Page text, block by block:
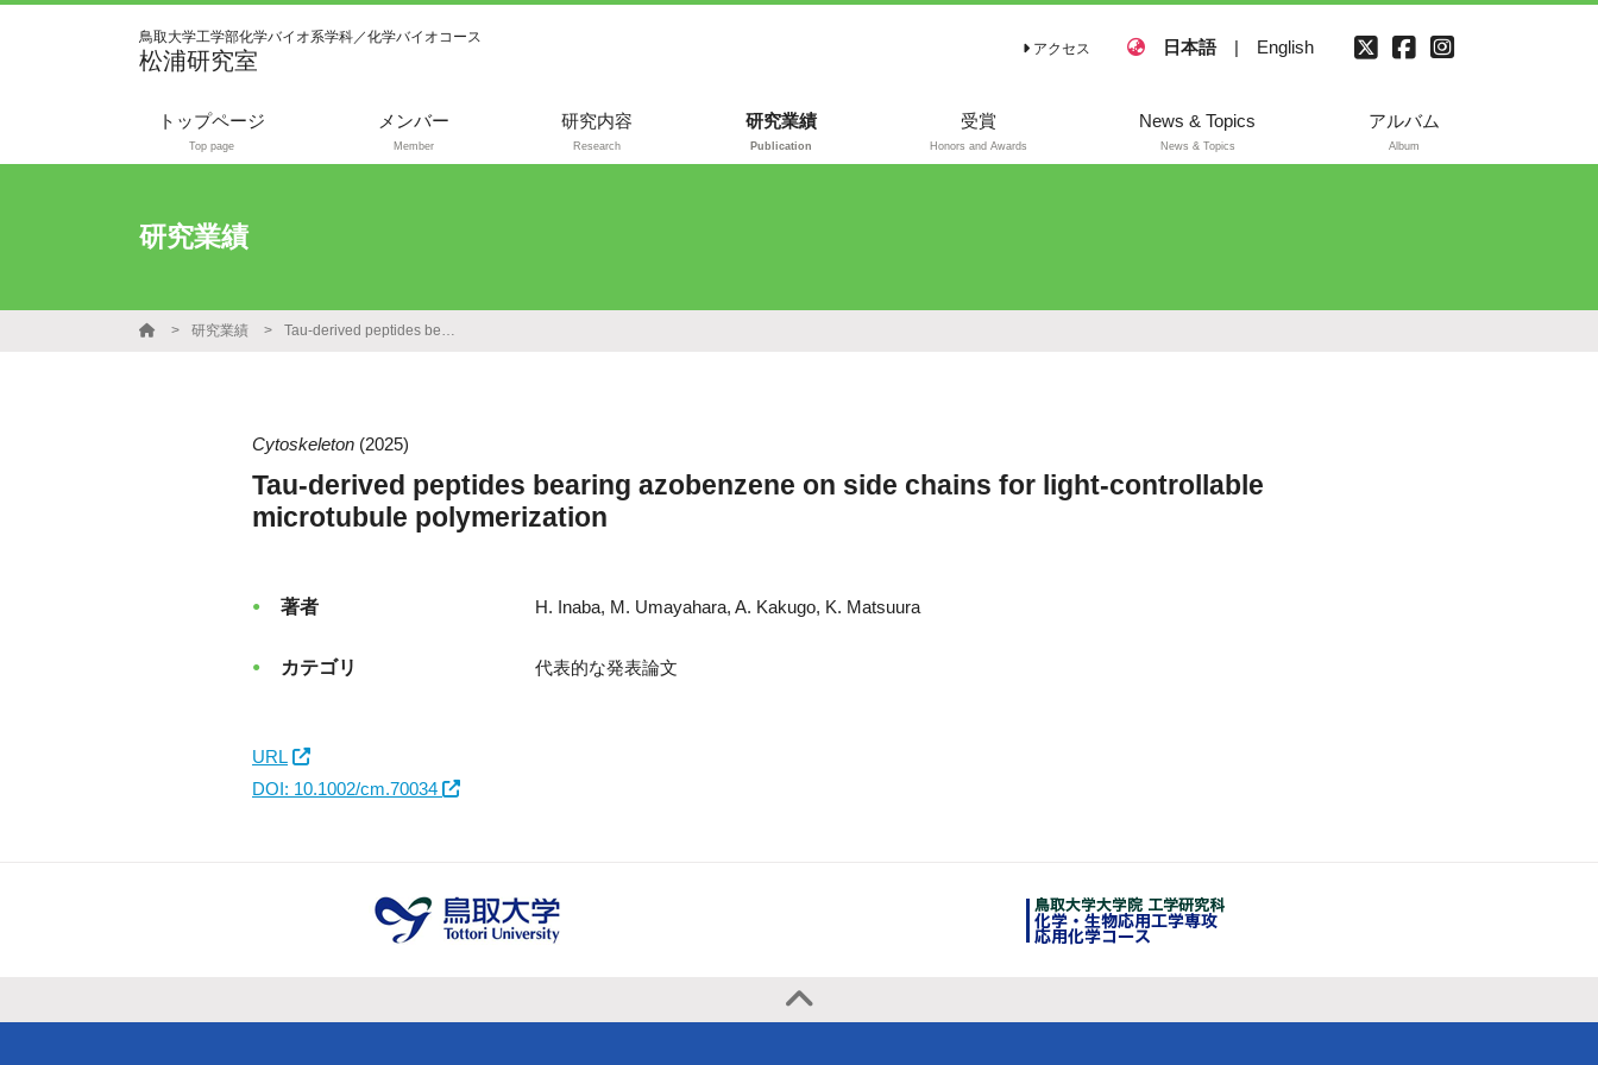
鳥取大学工学部化学バイオ系学科／化学バイオコース
松浦研究室 アクセス 日本語 | English
トップページ
Top page
メンバー
Member
研究内容
Research
研究業績
Publication
受賞
Honors and Awards
News & Topics
News & Topics
アルバム
Album
研究業績
研究業績 Tau-derived peptides bearing azobenzene on side chains for light-controllable microtubule polymerization
Cytoskeleton (2025)
Tau-derived peptides bearing azobenzene on side chains for light-controllable
microtubule polymerization
著者 H. Inaba, M. Umayahara, A. Kakugo, K. Matsuura
カテゴリ 代表的な発表論文
URL
DOI: 10.1002/cm.70034